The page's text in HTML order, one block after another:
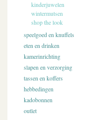
kinderjuwelen
wintermutsen
shop the look
speelgoed en knuffels
eten en drinken
kamerinrichting
slapen en verzorging
tassen en koffers
hebbedingen
kadobonnen
outlet